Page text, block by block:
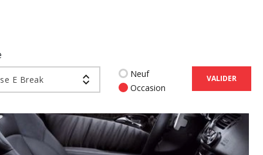
E Break
Neuf
Occasion
VALIDER